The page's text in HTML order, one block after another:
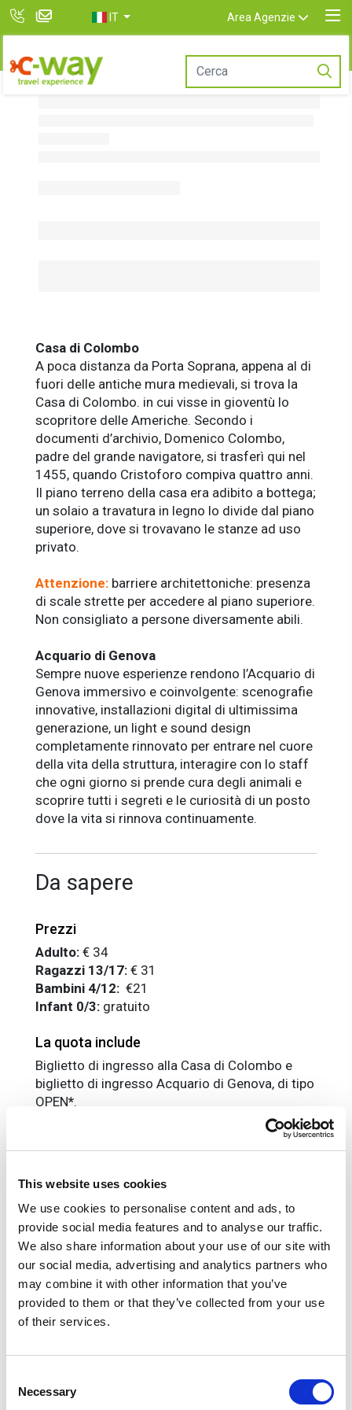
This website uses cookies
We use cookies to personalise content and ads, to
provide social media features and to analyse our traffic.
We also share information about your use of our site with
our social media, advertising and analytics partners who
may combine it with other information that you’ve
provided to them or that they’ve collected from your use
of their services.
Selection
Necessary
IT Area Agenzie
Casa di Colombo
A poca distanza da Porta Soprana, appena al di
fuori delle antiche mura medievali, si trova la
Casa di Colombo. in cui visse in gioventù lo
scopritore delle Americhe. Secondo i
documenti d’archivio, Domenico Colombo,
padre del grande navigatore, si trasferì qui nel
1455, quando Cristoforo compiva quattro anni.
Il piano terreno della casa era adibito a bottega;
un solaio a travatura in legno lo divide dal piano
superiore, dove si trovavano le stanze ad uso
privato.
Attenzione: barriere architettoniche: presenza
di scale strette per accedere al piano superiore.
Non consigliato a persone diversamente abili.
Acquario di Genova
Sempre nuove esperienze rendono l’Acquario di
Genova immersivo e coinvolgente: scenografie
innovative, installazioni digital di ultimissima
generazione, un light e sound design
completamente rinnovato per entrare nel cuore
della vita della struttura, interagire con lo staff
che ogni giorno si prende cura degli animali e
scoprire tutti i segreti e le curiosità di un posto
dove la vita si rinnova continuamente.
Da sapere
Prezzi
Adulto: € 34
Ragazzi 13/17: € 31
Bambini 4/12: €21
Infant 0/3: gratuito
La quota include
Biglietto di ingresso alla Casa di Colombo e
biglietto di ingresso Acquario di Genova, di tipo
OPEN*.
I biglietti di tipologia OPEN, a
data aperta, la data scelta a calendario non
poter effettuare la visita è necessario
prenotare il giorno e l'orario al seguente
link:ticket.acquariodigenova.it/biglietti-
open/
La quota non include
Tutto quanto non espressamente indicato in "la
quota comprende"
Informazioni utili
Da ottobre a marzo